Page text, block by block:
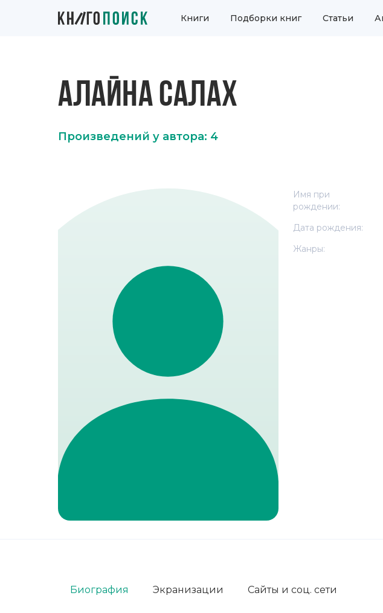
Книги Подборки книг Статьи
АЛАЙНА САЛАХ
Произведений у автора: 4
Имя при
рождении:
Дата рождения:
Жанры:
Биография Экранизации Сайты и соц. сети